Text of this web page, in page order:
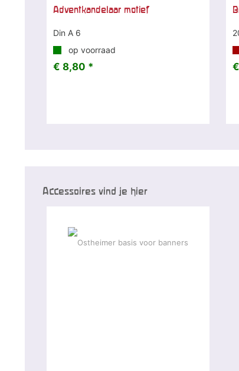
Adventkandelaar motief
Din A 6
op voorraad
€ 8,80 *
Accessoires vind je hier
-15 %